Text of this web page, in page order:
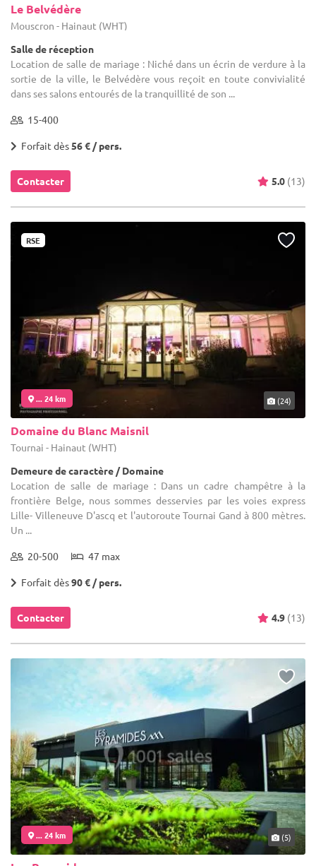
Le Belvédère
Mouscron - Hainaut (WHT)
Salle de réception
Location de salle de mariage : Niché dans un écrin de verdure à la
sortie de la ville, le Belvédère vous reçoit en toute convivialité
dans ses salons entourés de la tranquillité de son ...
15-400
Forfait dès56 € / pers.
Contacter 5.0 (13)
RSE
... 24 km (24)
Domaine du Blanc Maisnil
Tournai - Hainaut (WHT)
Demeure de caractère / Domaine
Location de salle de mariage : Dans un cadre champêtre à la
frontière Belge, nous sommes desservies par les voies express
Lille- Villeneuve D'ascq et l'autoroute Tournai Gand à 800 mètres.
Un ...
20-500 47 max
Forfait dès90 € / pers.
Contacter 4.9 (13)
... 24 km (5)